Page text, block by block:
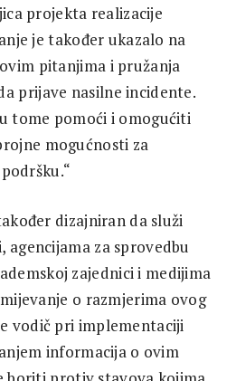
projekta realizacije
je također ukazalo na
pitanjima i pružanja
prijave nasilne incidente.
tome pomoći i omogućiti
mogućnosti za
dizajniran da služi
za sprovedbu
zajednici i medijima
o razmjerima ovog
vodič pri implementaciji
informacija o ovim